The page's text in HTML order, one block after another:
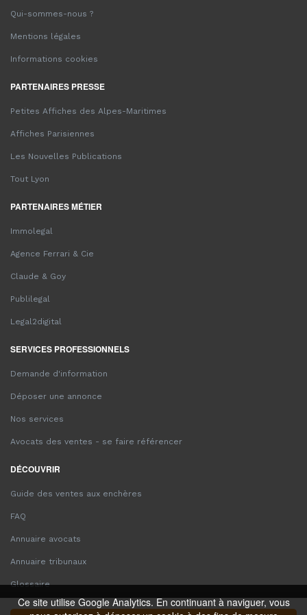
Ce site utilise Google Analytics. En continuant à naviguer, vous
Qui-sommes-nous ?
Mentions légales
Informations cookies
PARTENAIRES PRESSE
Petites Affiches des Alpes-Maritimes
Affiches Parisiennes
Les Nouvelles Publications
Tout Lyon
PARTENAIRES MÉTIER
Immolegal
Agence Ferrari & Cie
Claude & Goy
Publilegal
Legal2digital
SERVICES PROFESSIONNELS
Demande d'information
Déposer une annonce
Nos services
Avocats des ventes - se faire référencer
DÉCOUVRIR
Guide des ventes aux enchères
FAQ
Annuaire avocats
Annuaire tribunaux
Glossaire